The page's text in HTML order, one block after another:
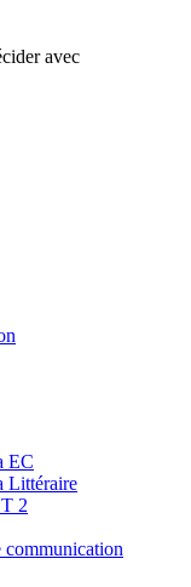
avec
EC
Littéraire
2
communication